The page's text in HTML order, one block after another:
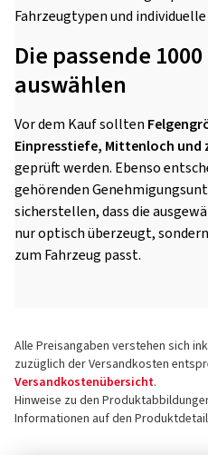
Fahrzeugtypen und
Die passende
auswählen
Vor dem Kauf sollten
Einpresstiefe, Mittenloch und
geprüft werden. Ebenso
gehörenden
sicherstellen, dass die
nur optisch überzeugt,
zum Fahrzeug passt.
Alle Preisangaben verstehen sich
zuzüglich der Versandkosten
Versandkostenübersicht.
Hinweise zu den
Informationen auf den